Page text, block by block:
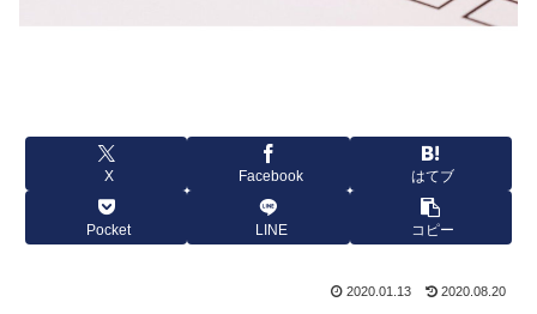
X Facebook はてブ
Pocket LINE コピー
2020.01.13 2020.08.20